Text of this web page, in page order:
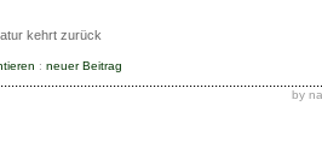
kehrt zurück
: neuer Beitrag
by